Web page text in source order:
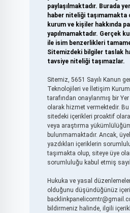
paylaşılmaktadır. Burada
haber niteliği taşımamakta
kurum ve kişiler hakkında
yapılmamaktadır. Gerçek
ile isim benzerlikleri
Sitemizdeki bilgiler taslak
tavsiye niteliği taşımazlar.
Sitemiz, 5651 Sayılı Kanun
Teknolojileri ve İletişim
tarafından onaylanmış bir Yer
olarak hizmet vermektedir. Bu
sitedeki içerikleri proaktif
veya araştırma
bulunmamaktadır. Ancak,
yazdıkları içeriklerin
taşımakta olup, siteye üye
sorumluluğu kabul etmiş
Hukuka ve yasal
olduğunu düşündüğünüz
bildirmeniz halinde, ilgili